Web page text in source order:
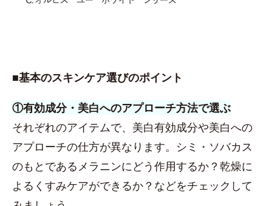
■基本のスキンケア選びのポイント
①有効成分・美白へのアプローチ方法で選ぶ
それぞれのアイテムで、美白有効成分や美白への
アプローチの仕方が異なります。シミ・ソバカス
のもとであるメラニンにどう作用するか？乾燥に
よるくすみケアができるか？などをチェックして